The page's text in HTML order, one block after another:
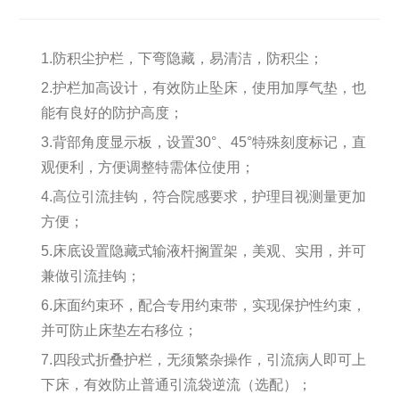
1.防积尘护栏，下弯隐藏，易清洁，防积尘；
2.护栏加高设计，有效防止坠床，使用加厚气垫，也
能有良好的防护高度；
3.背部角度显示板，设置30°、45°特殊刻度标记，直
观便利，方便调整特需体位使用；
4.高位引流挂钩，符合院感要求，护理目视测量更加
方便；
5.床底设置隐藏式输液杆搁置架，美观、实用，并可
兼做引流挂钩；
6.床面约束环，配合专用约束带，实现保护性约束，
并可防止床垫左右移位；
7.四段式折叠护栏，无须繁杂操作，引流病人即可上
下床，有效防止普通引流袋逆流（选配）；